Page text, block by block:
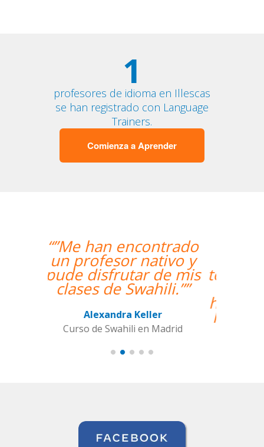
1
profesores de idioma en Illescas
se han registrado con Language
Trainers.
Comienza a Aprender
“”The course is going
well and Eugenia, my
teacher, is fantastic. My
communication skills
have improved greatly.
I'm really enjoying the
lessons!””
Miguel Eufrasio